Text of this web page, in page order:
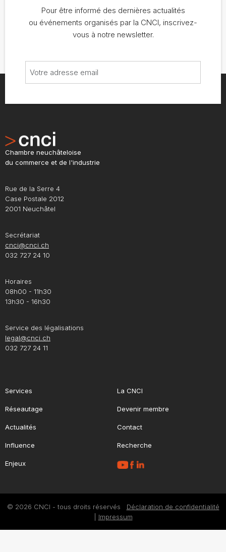
Pour être informé des dernières actualités
ou événements organisés par la CNCI, inscrivez-
vous à notre newsletter.
Chambre neuchâteloise
du commerce et de l'industrie
Rue de la Serre 4
Case Postale 2012
2001 Neuchâtel
Secrétariat
cnci@cnci.ch
032 727 24 10
Horaires
08h00 - 11h30
13h30 - 16h30
Service des légalisations
legal@cnci.ch
032 727 24 11
Services
Réseautage
Actualités
Influence
Enjeux
La CNCI
Devenir membre
Contact
Recherche
© 2026 CNCI - tous droits réservés Déclaration de confidentialité
Impressum